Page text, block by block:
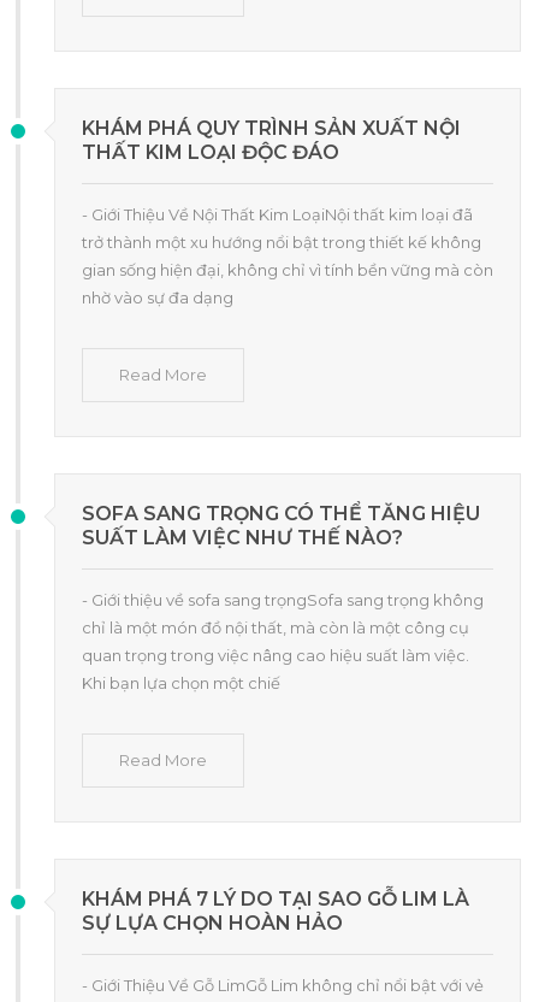
KHÁM PHÁ QUY TRÌNH SẢN XUẤT NỘI
THẤT KIM LOẠI ĐỘC ĐÁO
- Giới Thiệu Về Nội Thất Kim LoạiNội thất kim loại đã
trở thành một xu hướng nổi bật trong thiết kế không
gian sống hiện đại, không chỉ vì tính bền vững mà còn
nhờ vào sự đa dạng
Read More
SOFA SANG TRỌNG CÓ THỂ TĂNG HIỆU
SUẤT LÀM VIỆC NHƯ THẾ NÀO?
- Giới thiệu về sofa sang trọngSofa sang trọng không
chỉ là một món đồ nội thất, mà còn là một công cụ
quan trọng trong việc nâng cao hiệu suất làm việc.
Khi bạn lựa chọn một chiế
Read More
KHÁM PHÁ 7 LÝ DO TẠI SAO GỖ LIM LÀ
SỰ LỰA CHỌN HOÀN HẢO
- Giới Thiệu Về Gỗ LimGỗ Lim không chỉ nổi bật với vẻ